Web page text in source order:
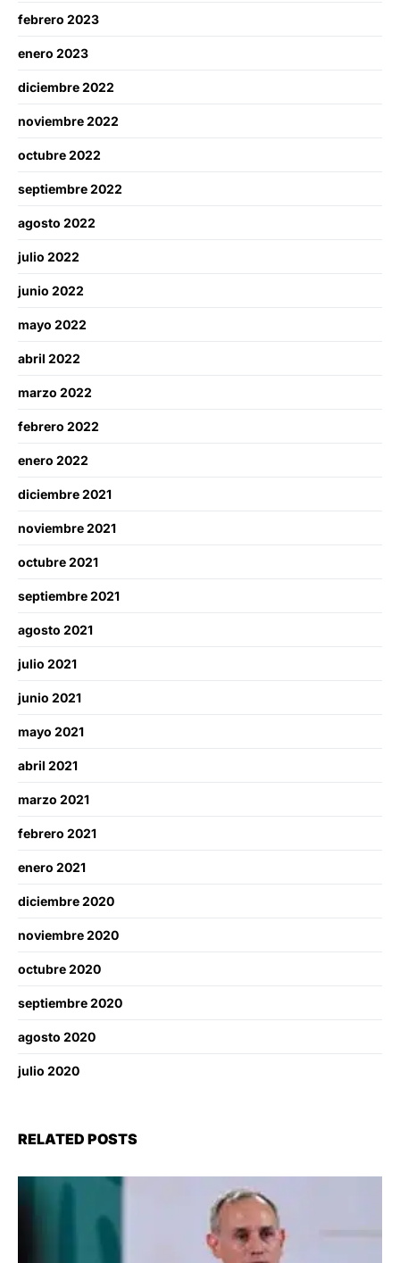
febrero 2023
enero 2023
diciembre 2022
noviembre 2022
octubre 2022
septiembre 2022
agosto 2022
julio 2022
junio 2022
mayo 2022
abril 2022
marzo 2022
febrero 2022
enero 2022
diciembre 2021
noviembre 2021
octubre 2021
septiembre 2021
agosto 2021
julio 2021
junio 2021
mayo 2021
abril 2021
marzo 2021
febrero 2021
enero 2021
diciembre 2020
noviembre 2020
octubre 2020
septiembre 2020
agosto 2020
julio 2020
RELATED POSTS